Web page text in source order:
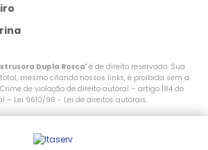
Dupla Rosca" é de direito reservado. Sua
mesmo citando nossos links, é proibida sem a
de violação de direito autoral – artigo 184 do
– Lei 9610/98 - Lei de direitos autorais.